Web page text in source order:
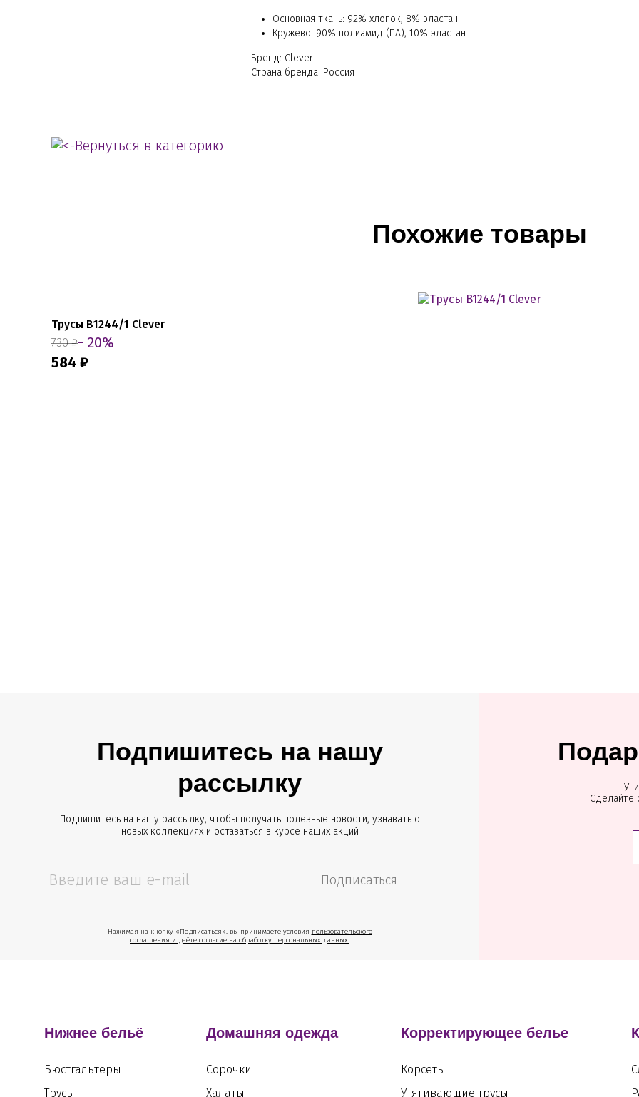
Основная ткань: 92% хлопок, 8% эластан.
Кружево: 90% полиамид (ПА), 10% эластан
Бренд: Clever
Страна бренда: Россия
Вернуться в категорию
Похожие товары
Трусы B1244/1 Clever
730 ₽- 20%
584 ₽
Подпишитесь на нашу
рассылку
Подпишитесь на нашу рассылку, чтобы получать полезные новости, узнавать о
новых коллекциях и оставаться в курсе наших акций
Подписаться
Нажимая на кнопку «Подписаться», вы принимаете условия пользовательского
соглашения и даёте согласие на обработку персональных данных.
Сделайте
Нижнее бельё
Бюстгальтеры
Трусы
Домашняя одежда
Сорочки
Халаты
Корректирующее белье
Корсеты
Утягивающие трусы